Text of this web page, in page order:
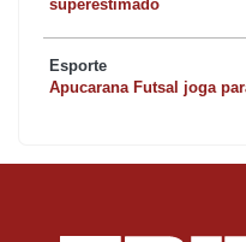
superestimado
Esporte
Apucarana Futsal joga